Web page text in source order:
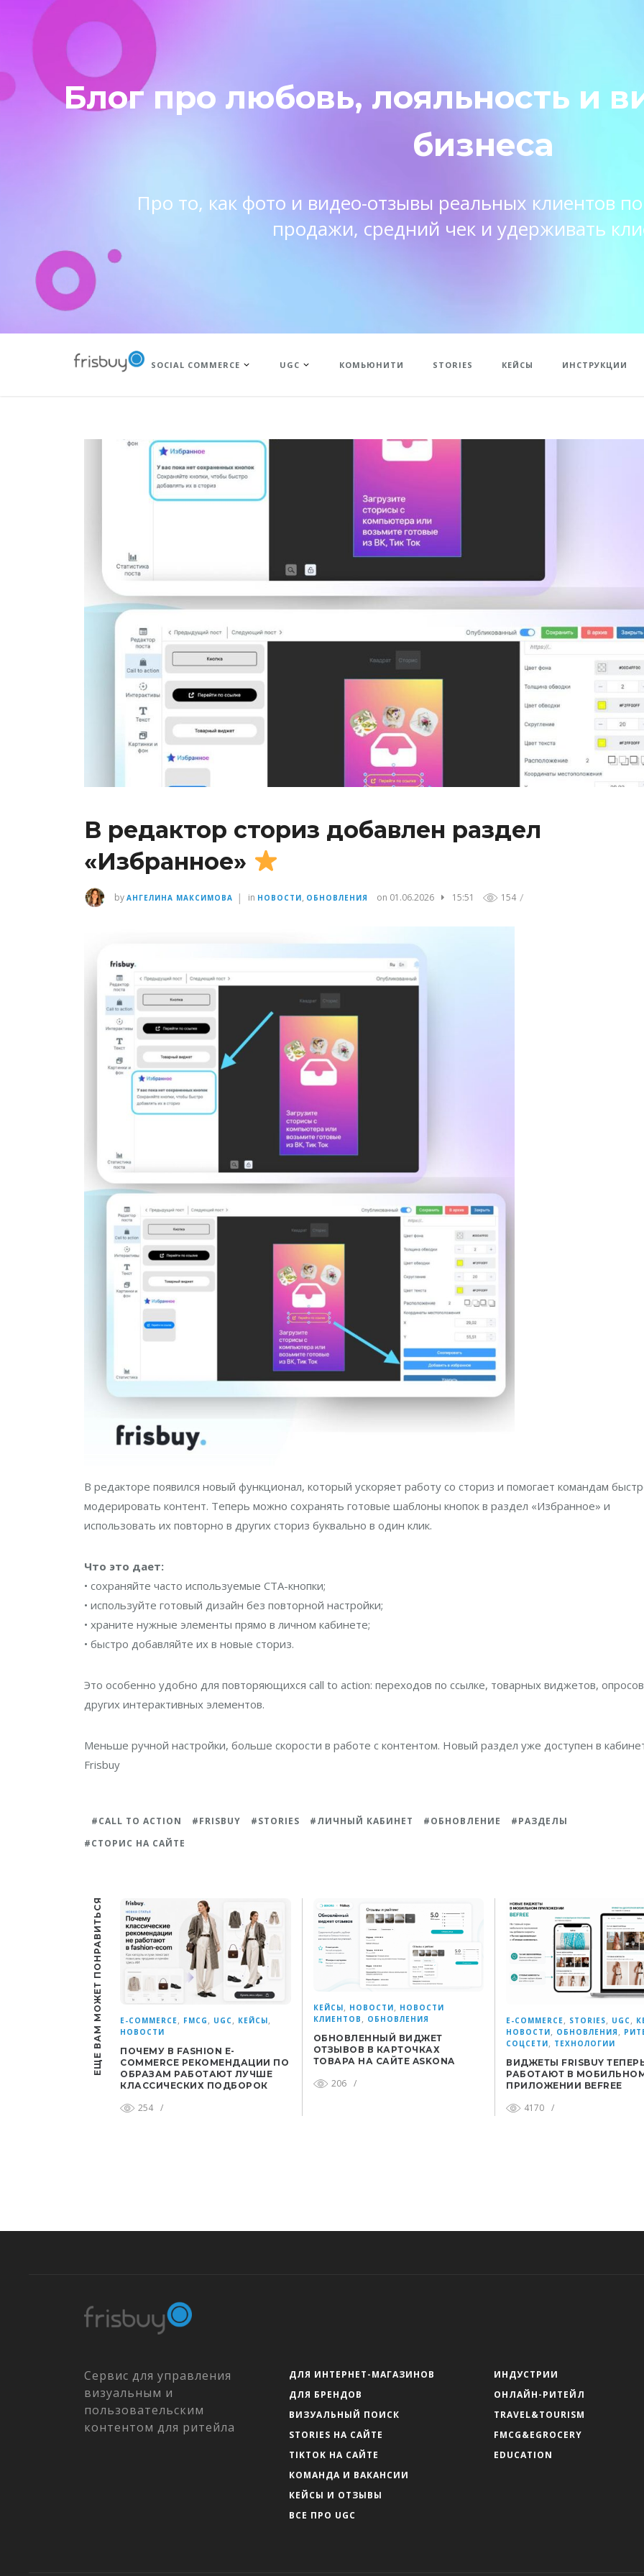
Блог про любовь, лояльность и
бизнеса
Про то, как фото и видео-отзывы реальных клиентов
продажи, средний чек и удерживать
SOCIAL COMMERCE UGC КОМЬЮНИТИ STORIES КЕЙСЫ ИНСТРУКЦИИ
В редактор сториз добавлен раздел
«Избранное»
by АНГЕЛИНА МАКСИМОВА | in НОВОСТИ, ОБНОВЛЕНИЯ on 01.06.2026 15:51 154 /
В редакторе появился новый функционал, который ускоряет работу со сториз и помогает командам
модерировать контент. Теперь можно сохранять готовые шаблоны кнопок в раздел «Избранное» и
использовать их повторно в других сториз буквально в один клик.
Что это дает:
• сохраняйте часто используемые CTA-кнопки;
• используйте готовый дизайн без повторной настройки;
• храните нужные элементы прямо в личном кабинете;
• быстро добавляйте их в новые сториз.
Это особенно удобно для повторяющихся call to action: переходов по ссылке, товарных виджетов,
других интерактивных элементов.
Меньше ручной настройки, больше скорости в работе с контентом. Новый раздел уже доступен в
Frisbuy
CALL TO ACTION FRISBUY STORIES ЛИЧНЫЙ КАБИНЕТ ОБНОВЛЕНИЕ
РАЗДЕЛЫ
СТОРИС НА САЙТЕ
ЕЩЕ ВАМ МОЖЕТ ПОНРАВИТЬСЯ E-COMMERCE, FMCG , UGC , КЕЙСЫ,
НОВОСТИ
ПОЧЕМУ В FASHION E-
COMMERCE РЕКОМЕНДАЦИИ ПО
ОБРАЗАМ РАБОТАЮТ ЛУЧШЕ
КЛАССИЧЕСКИХ ПОДБОРОК
254 /
КЕЙСЫ, НОВОСТИ, НОВОСТИ
КЛИЕНТОВ , ОБНОВЛЕНИЯ
ОБНОВЛЕННЫЙ ВИДЖЕТ
ОТЗЫВОВ В КАРТОЧКАХ
ТОВАРА НА САЙТЕ ASKONA
206 /
E-COMMERCE, STORIES, UGC ,
НОВОСТИ, ОБНОВЛЕНИЯ ,
СОЦСЕТИ, ТЕХНОЛОГИИ
ВИДЖЕТЫ FRISBUY
РАБОТАЮТ В
ПРИЛОЖЕНИИ BEFREE
4170 /
Сервис для управления
визуальным и
пользовательским
контентом для ритейла
ДЛЯ ИНТЕРНЕТ-МАГАЗИНОВ
ДЛЯ БРЕНДОВ
ВИЗУАЛЬНЫЙ ПОИСК
STORIES НА САЙТЕ
TIKTOK НА САЙТЕ
КОМАНДА И ВАКАНСИИ
КЕЙСЫ И ОТЗЫВЫ
ВСЕ ПРО UGC
ИНДУСТРИИ
ОНЛАЙН-РИТЕЙЛ
TRAVEL&TOURISM
FMCG&EGROCERY
EDUCATION